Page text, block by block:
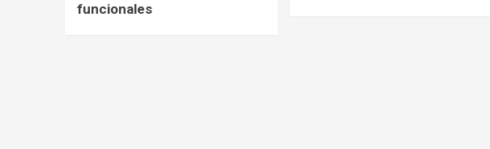
funcionales